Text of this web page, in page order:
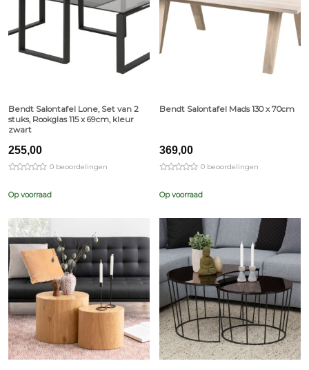
Bendt Salontafel Lone, Set van 2
stuks, Rookglas 115 x 69cm, kleur
zwart
255,00
0 beoordelingen
Op voorraad
Bendt Salontafel Mads 130 x 70cm
369,00
0 beoordelingen
Op voorraad